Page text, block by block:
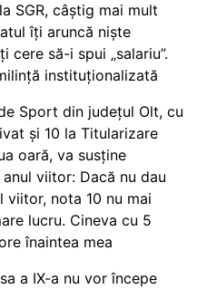
SGR, câștig mai mult
îți aruncă niște
cere să-i spui „salariu”.
instituționalizată
Sport din județul Olt, cu
și 10 la Titularizare
oară, va susține
viitor: Dacă nu dau
viitor, nota 10 nu mai
lucru. Cineva cu 5
înaintea mea
a IX-a nu vor începe